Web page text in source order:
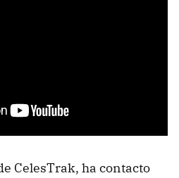
CelesTrak, ha contacto